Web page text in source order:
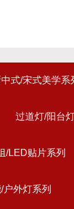
式/宋式美学系
过道灯/阳台
/LED贴片系列
户外灯系列